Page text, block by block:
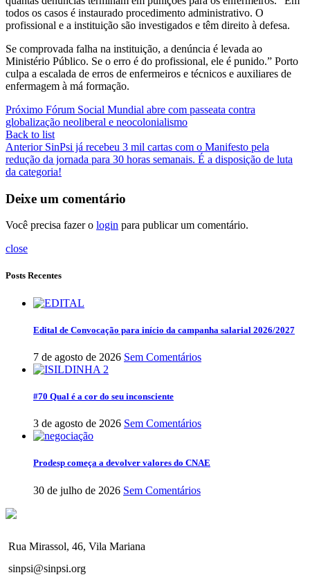
todos os casos é instaurado procedimento administrativo. O
profissional e a instituição são investigados e têm direito à defesa.
Se comprovada falha na instituição, a denúncia é levada ao
Ministério Público. Se o erro é do profissional, ele é punido.” Porto
culpa a escalada de erros de enfermeiros e técnicos e auxiliares de
enfermagem à má formação.
Próximo Fórum Social Mundial abre com passeata contra
globalização neoliberal e neocolonialismo
Back to list
Anterior SinPsi já recebeu 3 mil cartas com o Manifesto pela
redução da jornada para 30 horas semanais. É a disposição de luta
da categoria!
Deixe um comentário
Você precisa fazer o login para publicar um comentário.
close
Posts Recentes
Edital de Convocação para início da campanha salarial 2026/2027
7 de agosto de 2026 Sem Comentários
#70 Qual é a cor do seu inconsciente
3 de agosto de 2026 Sem Comentários
Prodesp começa a devolver valores do CNAE
30 de julho de 2026 Sem Comentários
Rua Mirassol, 46, Vila Mariana
sinpsi@sinpsi.org